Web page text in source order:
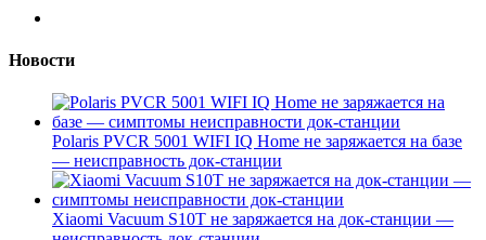
Новости
Polaris PVCR 5001 WIFI IQ Home не заряжается на базе
— неисправность док-станции
Xiaomi Vacuum S10T не заряжается на док-станции —